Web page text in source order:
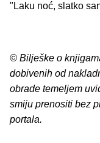
"Laku noć, slatko
© Bilješke o
dobivenih od
obrade temeljem
smiju prenositi bez
portala.